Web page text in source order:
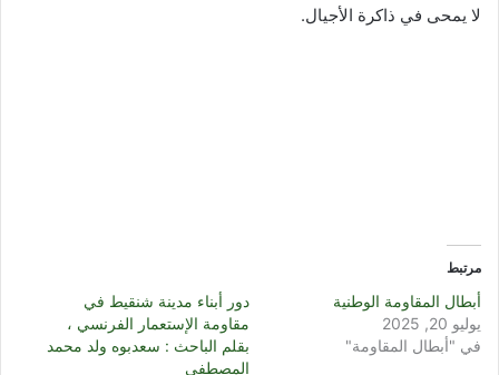
لا يمحى في ذاكرة الأجيال.
مرتبط
أبطال المقاومة الوطنية
يوليو 20, 2025
في "أبطال المقاومة"
دور أبناء مدينة شنقيط في
مقاومة الإستعمار الفرنسي ،
بقلم الباحث : سعدبوه ولد محمد
المصطفى